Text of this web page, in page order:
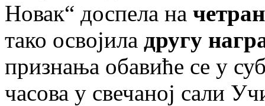
Новак“ доспела на
тако освојила другу
признања обавиће се у
часова у свечаној сали